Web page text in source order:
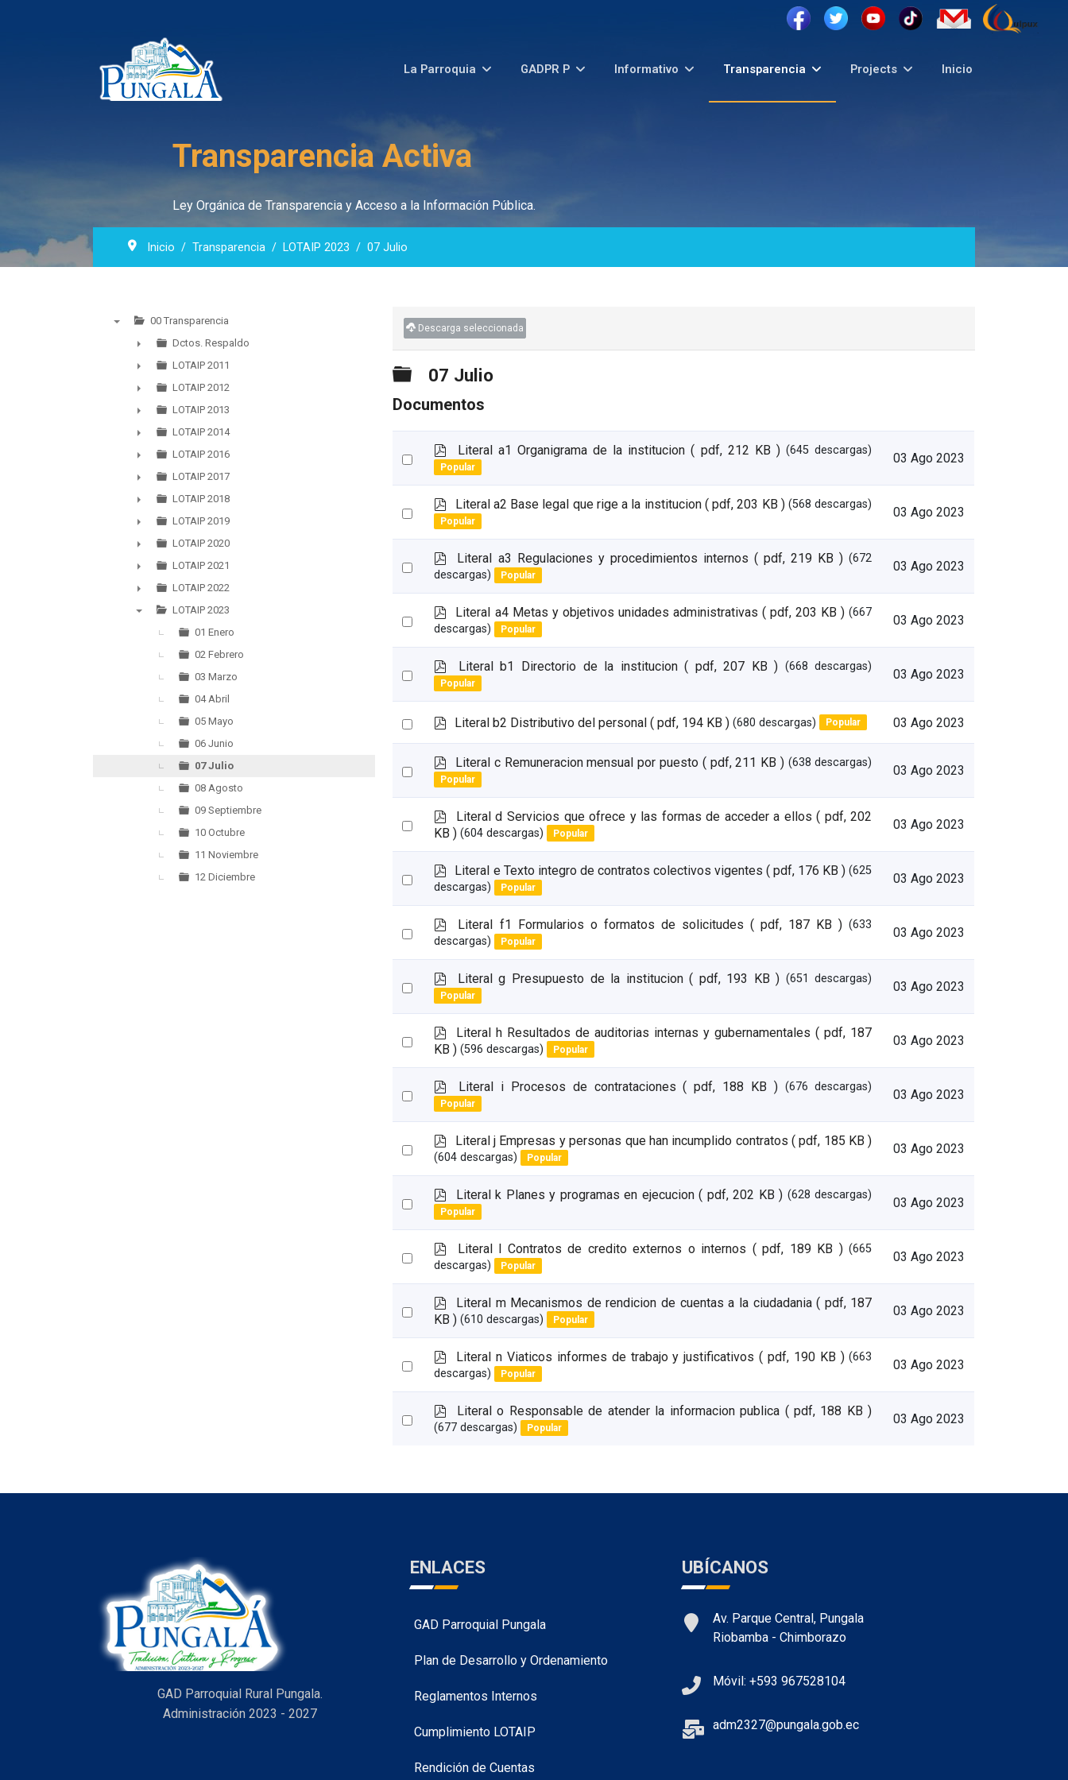
La Parroquia GADPR P Informativo Transparencia Projects Inicio
Transparencia Activa
Ley Orgánica de Transparencia y Acceso a la Información Pública.
Inicio Transparencia LOTAIP 2023 07 Julio
00 Transparencia
►
Dctos. Respaldo
►
LOTAIP 2011
►
LOTAIP 2012
►
LOTAIP 2013
►
LOTAIP 2014
►
LOTAIP 2016
►
LOTAIP 2017
►
LOTAIP 2018
►
LOTAIP 2019
►
LOTAIP 2020
►
LOTAIP 2021
►
LOTAIP 2022
LOTAIP 2023
01 Enero
02 Febrero
03 Marzo
04 Abril
05 Mayo
06 Junio
07 Julio
08 Agosto
09 Septiembre
10 Octubre
11 Noviembre
12 Diciembre
Descarga seleccionada
Carpeta
07 Julio
Documentos
Select
p
d
f
Literal a1 Organigrama de la institucion ( pdf, 212 KB ) (645 descargas)
Popular
03 Ago 2023
Select
p
d
f
Literal a2 Base legal que rige a la institucion ( pdf, 203 KB ) (568 descargas)
Popular
03 Ago 2023
Select
p
d
Literal a3 Regulaciones y procedimientos internos ( pdf, 219 KB ) (672
descargas)
Popular
03 Ago 2023
Select
p
d
Literal a4 Metas y objetivos unidades administrativas ( pdf, 203 KB ) (667
descargas)
Popular
03 Ago 2023
Select
item
p
d
f
Literal b1 Directorio de la institucion ( pdf, 207 KB ) (668 descargas)
Popular
03 Ago 2023
Select
an
item
pLiteral b2 Distributivo del personal ( pdf, 194 KB ) (680 descargas) Popular 03 Ago 2023
Select
p
d
f
Literal c Remuneracion mensual por puesto ( pdf, 211 KB ) (638 descargas)
Popular
03 Ago 2023
Select
p
d
Literal d Servicios que ofrece y las formas de acceder a ellos ( pdf, 202
KB ) (604 descargas) Popular
03 Ago 2023
Select
p
d
Literal e Texto integro de contratos colectivos vigentes ( pdf, 176 KB ) (625
descargas)
Popular
03 Ago 2023
Select
p
d
Literal f1 Formularios o formatos de solicitudes ( pdf, 187 KB ) (633
descargas)
Popular
03 Ago 2023
Select
p
d
f
Literal g Presupuesto de la institucion ( pdf, 193 KB ) (651 descargas)
Popular
03 Ago 2023
Select
p
d
Literal h Resultados de auditorias internas y gubernamentales ( pdf, 187
KB ) (596 descargas) Popular
03 Ago 2023
Select
p
d
f
Literal i Procesos de contrataciones ( pdf, 188 KB ) (676 descargas)
Popular
03 Ago 2023
Select
p
d
Literal j Empresas y personas que han incumplido contratos ( pdf, 185 KB )
(604 descargas) Popular
03 Ago 2023
Select
p
d
f
Literal k Planes y programas en ejecucion ( pdf, 202 KB ) (628 descargas)
Popular
03 Ago 2023
Select
p
d
Literal l Contratos de credito externos o internos ( pdf, 189 KB ) (665
descargas)
Popular
03 Ago 2023
Select
p
d
Literal m Mecanismos de rendicion de cuentas a la ciudadania ( pdf, 187
KB ) (610 descargas) Popular
03 Ago 2023
Select
p
d
Literal n Viaticos informes de trabajo y justificativos ( pdf, 190 KB ) (663
descargas)
Popular
03 Ago 2023
Select
p
d
Literal o Responsable de atender la informacion publica ( pdf, 188 KB )
(677 descargas) Popular
03 Ago 2023
GAD Parroquial Rural Pungala.
Administración 2023 - 2027
ENLACES
GAD Parroquial Pungala
Plan de Desarrollo y Ordenamiento
Reglamentos Internos
Cumplimiento LOTAIP
Rendición de Cuentas
UBÍCANOS
Av. Parque Central, Pungala
Riobamba - Chimborazo
Móvil: +593 967528104
adm2327@pungala.gob.ec